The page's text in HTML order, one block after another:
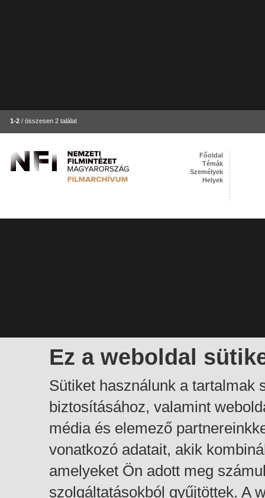
1-2 / összesen 2 találat
Ez a weboldal
Sütiket használunk a tartalmak
biztosításához, valamint
média és elemező
vonatkozó adatait, akik
amelyeket Ön adott meg
szolgáltatásokból gyűjtöttek. A
Főoldal
Témák
Személyek
Helyek